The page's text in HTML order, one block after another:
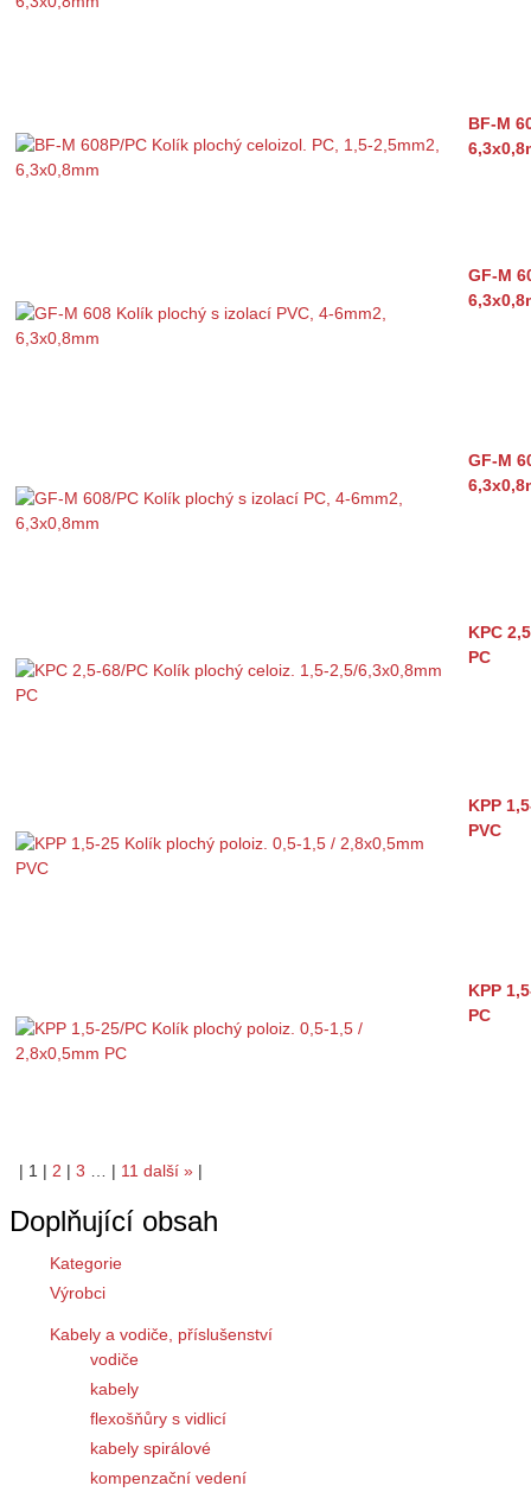
BF-M
GF-M
GF-M
KPC
PC
KPP
PVC
KPP
PC
| 1 | 2 | 3 | 11 další » |
Doplňující obsah
Kategorie
Výrobci
Kabely a vodiče, příslušenství
vodiče
kabely
flexošňůry s vidlicí
kabely spirálové
kompenzační vedení